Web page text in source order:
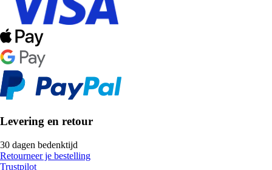
Levering en retour
30 dagen bedenktijd
Retourneer je bestelling
Trustpilot